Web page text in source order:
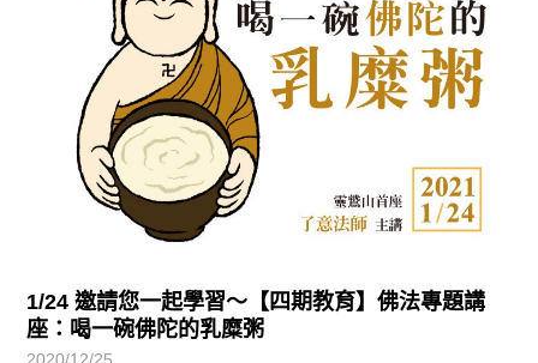
1/24 邀請您一起學習～【四期教育】佛法專題講
座：喝一碗佛陀的乳糜粥